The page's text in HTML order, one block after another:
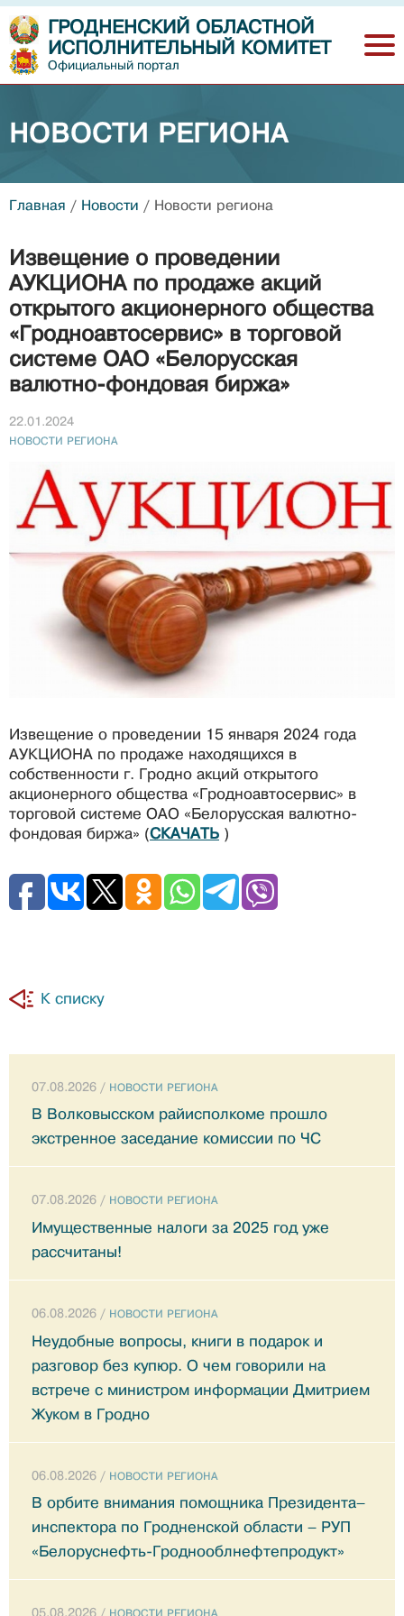
ГРОДНЕНСКИЙ ОБЛАСТНОЙ
ИСПОЛНИТЕЛЬНЫЙ КОМИТЕТ
Официальный портал
НОВОСТИ РЕГИОНА
Главная / Новости / Новости региона
Извещение о проведении
АУКЦИОНА по продаже акций
открытого акционерного общества
«Гродноавтосервис» в торговой
системе ОАО «Белорусская
валютно-фондовая биржа»
22.01.2024
НОВОСТИ РЕГИОНА
Извещение о проведении 15 января 2024 года
АУКЦИОНА по продаже находящихся в
собственности г. Гродно акций открытого
акционерного общества «Гродноавтосервис» в
торговой системе ОАО «Белорусская валютно-
фондовая биржа» (СКАЧАТЬ )
К списку
07.08.2026 / НОВОСТИ РЕГИОНА
В Волковысском райисполкоме прошло
экстренное заседание комиссии по ЧС
07.08.2026 / НОВОСТИ РЕГИОНА
Имущественные налоги за 2025 год уже
рассчитаны!
06.08.2026 / НОВОСТИ РЕГИОНА
Неудобные вопросы, книги в подарок и
разговор без купюр. О чем говорили на
встрече с министром информации Дмитрием
Жуком в Гродно
06.08.2026 / НОВОСТИ РЕГИОНА
В орбите внимания помощника Президента–
инспектора по Гродненской области – РУП
«Белоруснефть-Гроднооблнефтепродукт»
05.08.2026 /